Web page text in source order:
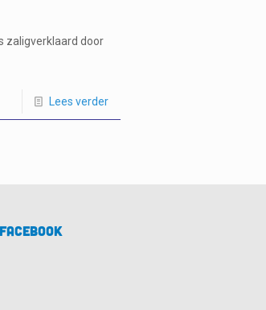
zaligverklaard door
Lees verder